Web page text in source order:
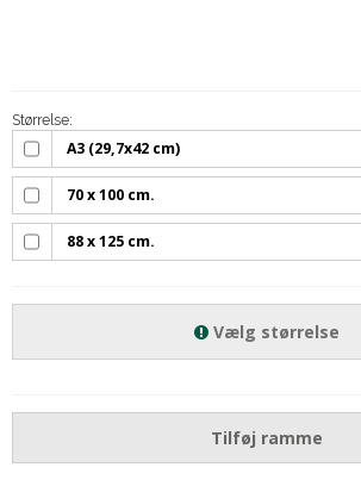
Størrelse:
A3 (29,7x42 cm)
70 x 100 cm.
88 x 125 cm.
Vælg størrelse
Tilføj ramme